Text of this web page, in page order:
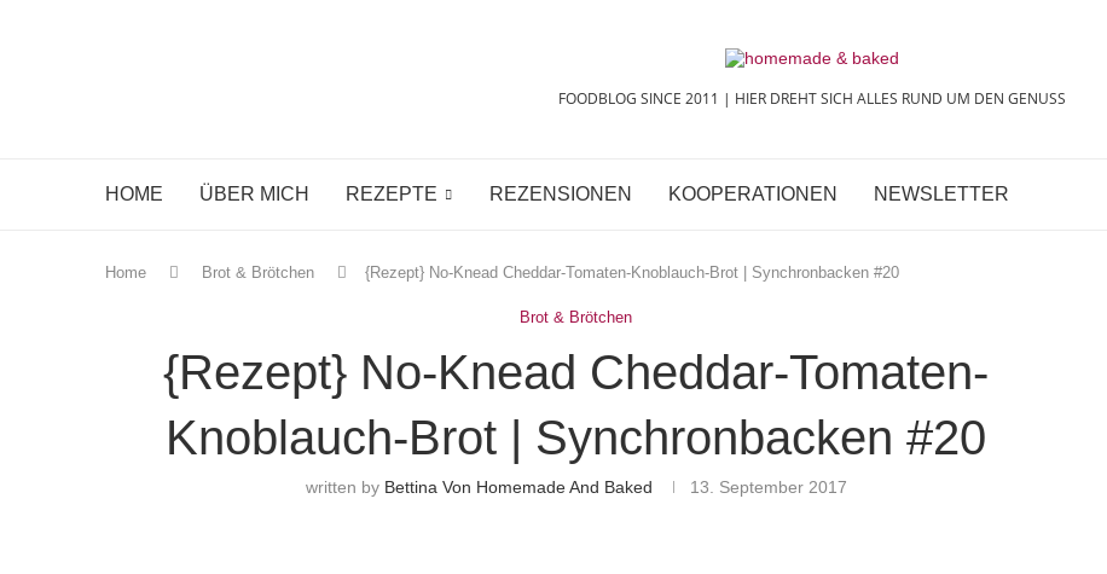
FOODBLOG SINCE 2011 | HIER DREHT SICH ALLES RUND UM DEN GENUSS
HOME ÜBER MICH REZEPTE REZENSIONEN KOOPERATIONEN NEWSLETTER
Home Brot & Brötchen {Rezept} No-Knead Cheddar-Tomaten-Knoblauch-Brot | Synchronbacken #20
Brot & Brötchen
{Rezept} No-Knead Cheddar-Tomaten-
Knoblauch-Brot | Synchronbacken #20
written by Bettina Von Homemade And Baked 13. September 2017